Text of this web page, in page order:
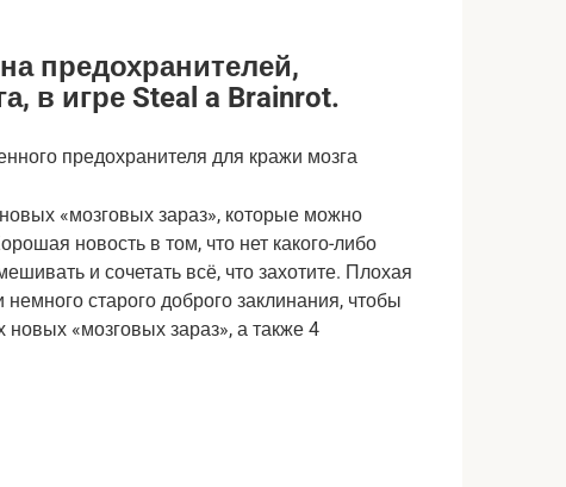
предохранителей,
в игре Steal a Brainrot.
«мозговых зараз», которые можно
новость в том, что нет какого-либо
и сочетать всё, что захотите. Плохая
старого доброго заклинания, чтобы
«мозговых зараз», а также 4